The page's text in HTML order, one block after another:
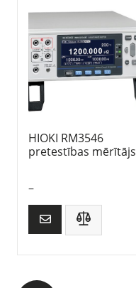
HIOKI RM3546
pretestības mērītājs
–